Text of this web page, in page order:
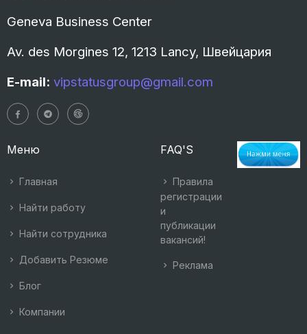
Geneva Business Center
Av. des Morgines 12, 1213 Lancy, Швейцария
E-mail: vipstatusgroup@gmail.com
Меню
Главная
Найти работу
Найти сотрудника
Добавить Резюме
Блог
Компании
FAQ'S
Правила
регистрации
и
публикации
вакансий!
Реклама